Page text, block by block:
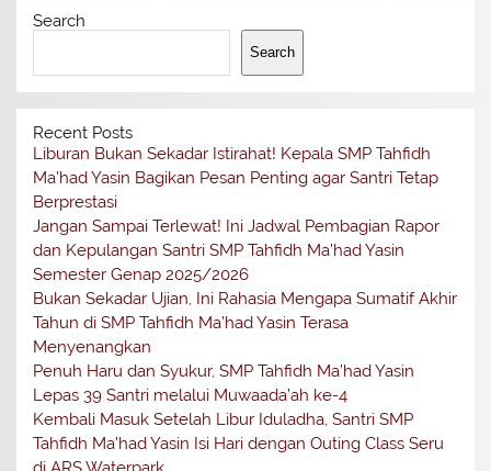
Search
Search
Recent Posts
Liburan Bukan Sekadar Istirahat! Kepala SMP Tahfidh
Ma’had Yasin Bagikan Pesan Penting agar Santri Tetap
Berprestasi
Jangan Sampai Terlewat! Ini Jadwal Pembagian Rapor
dan Kepulangan Santri SMP Tahfidh Ma’had Yasin
Semester Genap 2025/2026
Bukan Sekadar Ujian, Ini Rahasia Mengapa Sumatif Akhir
Tahun di SMP Tahfidh Ma’had Yasin Terasa
Menyenangkan
Penuh Haru dan Syukur, SMP Tahfidh Ma’had Yasin
Lepas 39 Santri melalui Muwaada’ah ke-4
Kembali Masuk Setelah Libur Iduladha, Santri SMP
Tahfidh Ma’had Yasin Isi Hari dengan Outing Class Seru